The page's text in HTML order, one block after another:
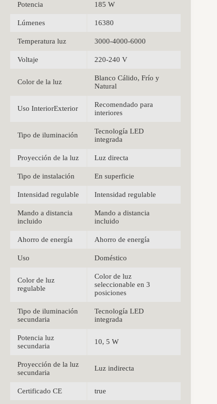
Potencia 185 W
Lúmenes 16380
Temperatura luz 3000-4000-6000
Voltaje 220-240 V
Color de la luz
Blanco Cálido, Frío y
Natural
Uso InteriorExterior
Recomendado para
interiores
Tipo de iluminación
Tecnología LED
integrada
Proyección de la luz Luz directa
Tipo de instalación En superficie
Intensidad regulable Intensidad regulable
Mando a distancia
incluido
Mando a distancia
incluido
Ahorro de energía Ahorro de energía
Uso Doméstico
Color de luz
regulable
Color de luz
seleccionable en 3
posiciones
Tipo de iluminación
secundaria
Tecnología LED
integrada
Potencia luz
secundaria
10, 5 W
Proyección de la luz
secundaria
Luz indirecta
Certificado CE true